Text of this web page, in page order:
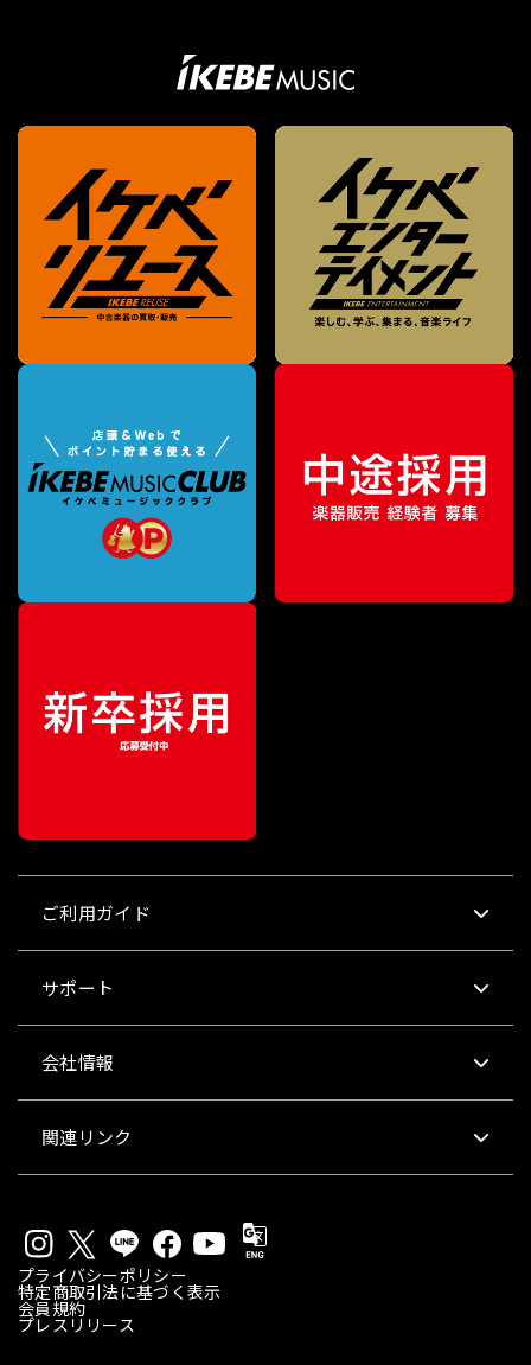
ご利用ガイド
サポート
会社情報
関連リンク
プライバシーポリシー
特定商取引法に基づく表示
会員規約
プレスリリース